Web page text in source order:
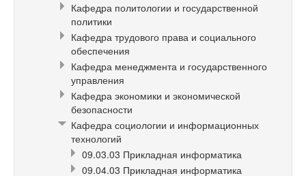
Кафедра политологии и государственной
политики
Кафедра трудового права и социального
обеспечения
Кафедра менеджмента и государственного
управления
Кафедра экономики и экономической
безопасности
Кафедра социологии и информационных
технологий
09.03.03 Прикладная информатика
09.04.03 Прикладная информатика